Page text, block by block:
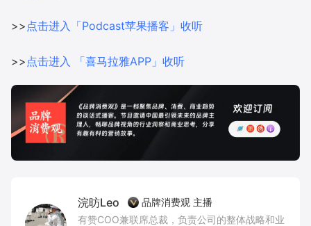
>> 点击进入「Podcast苹果播客」收听
>> 点击进入 「喜马拉雅APP」收听
浣昉Leo
品牌消费观 主播
有赞COO兼联席总裁，负责公司的整体战略和业